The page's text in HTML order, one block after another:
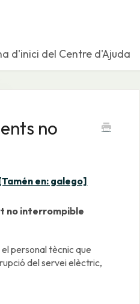
d'inici del Centre d'Ajuda
no
en: galego]
no interrompible
personal tècnic que
del servei elèctric,